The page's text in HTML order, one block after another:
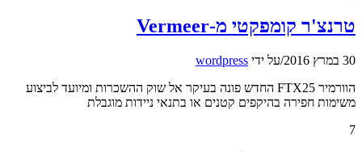
טרנצ'ר קומפקטי מ-Vermeer
30 במרץ 2016 /על ידי wordpress
הוורמיר FTX25 החדש פונה בעיקר אל שוק ההשכרות ומיועד לביצוע
משימות חפירה בהיקפים קטנים או בתנאי ניידות מוגבלת
7